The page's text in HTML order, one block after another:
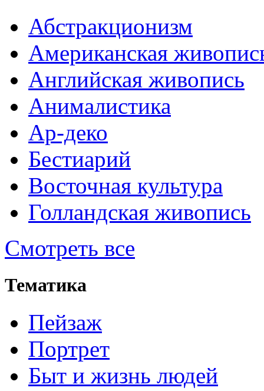
Абстракционизм
Американская
Английская живопись
Анималистика
Ар-деко
Бестиарий
Восточная культура
Голландская живопись
Смотреть все
Тематика
Пейзаж
Портрет
Быт и жизнь людей